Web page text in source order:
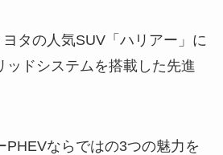
タの人気SUV「ハリアー」に
ッドシステムを搭載した先進
PHEVならではの3つの魅力を